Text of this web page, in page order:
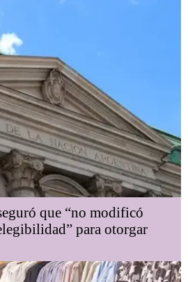
que “no modificó
para otorgar